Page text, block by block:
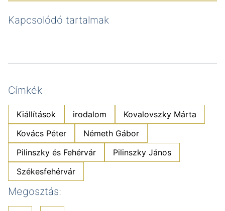
Kapcsolódó tartalmak
Címkék
Kiállítások irodalom
Kovalovszky Márta
Kovács Péter
Németh Gábor
Pilinszky és Fehérvár
Pilinszky János
Székesfehérvár
Megosztás: